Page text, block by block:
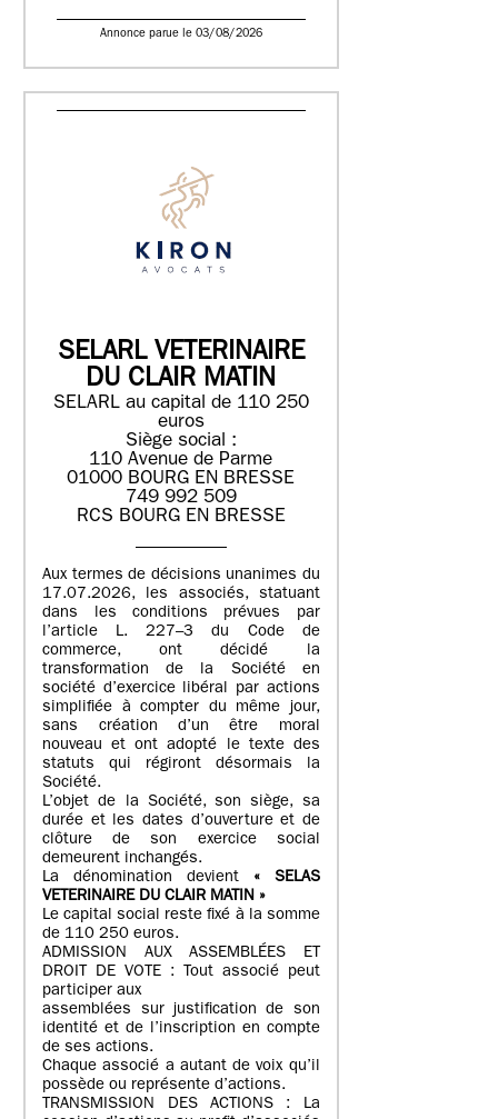
Annonce parue le 03/08/2026
SELARL VETERINAIRE
DU CLAIR MATIN
SELARL au capital de 110 250
euros
Siège social :
110 Avenue de Parme
01000 BOURG EN BRESSE
749 992 509
RCS BOURG EN BRESSE
Aux termes de décisions unanimes du
17.07.2026, les associés, statuant
dans les conditions prévues par
l’article L. 227–3 du Code de
commerce, ont décidé la
transformation de la Société en
société d’exercice libéral par actions
simplifiée à compter du même jour,
sans création d’un être moral
nouveau et ont adopté le texte des
statuts qui régiront désormais la
Société.
L’objet de la Société, son siège, sa
durée et les dates d’ouverture et de
clôture de son exercice social
demeurent inchangés.
La dénomination devient « SELAS
VETERINAIRE DU CLAIR MATIN »
Le capital social reste fixé à la somme
de 110 250 euros.
ADMISSION AUX ASSEMBLÉES ET
DROIT DE VOTE : Tout associé peut
participer aux
assemblées sur justification de son
identité et de l’inscription en compte
de ses actions.
Chaque associé a autant de voix qu’il
possède ou représente d’actions.
TRANSMISSION DES ACTIONS : La